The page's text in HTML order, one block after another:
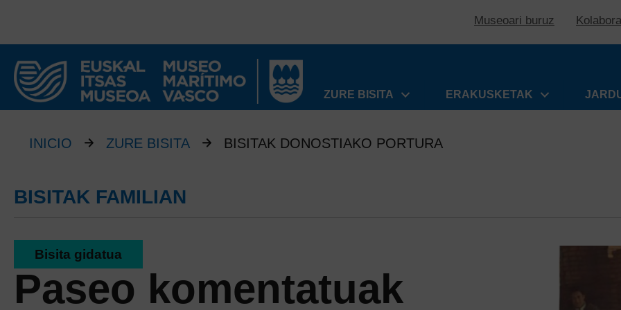
Museoari buruz
ZURE BISITA
ERAKUSKETAK
INICIO ZURE BISITA BISITAK DONOSTIAKO PORTURA
BISITAK FAMILIAN
Bisita gidatua
Paseo komentatuak